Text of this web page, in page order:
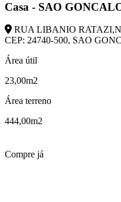
Casa - SAO
RUA LIBANIO
CEP: 24740-500, SAO
Área útil
23,00m2
Área terreno
444,00m2
Compre já